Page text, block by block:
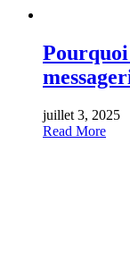
juillet 3, 2025
Read More